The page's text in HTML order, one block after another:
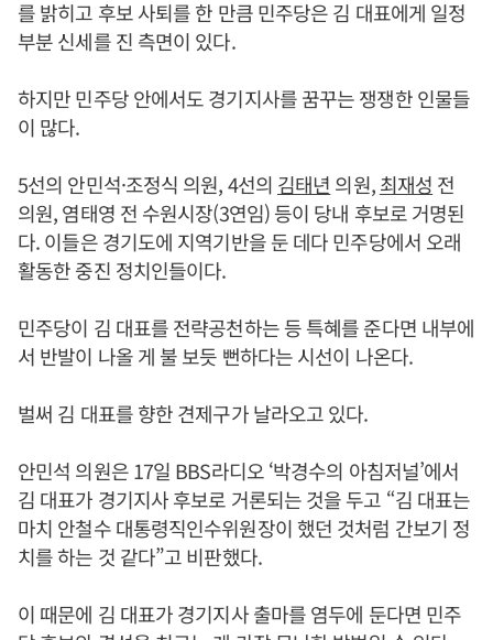
를 밝히고 후보 사퇴를 한 만큼 민주당은 김 대표에게 일정
부분 신세를 진 측면이 있다.
하지만 민주당 안에서도 경기지사를 꿈꾸는 쟁쟁한 인물들
이 많다.
5선의 안민석·조정식 의원, 4선의 김태년 의원,최재성 전
의원, 염태영 전 수원시장(3연임) 등이 당내 후보로 거명된
다. 이들은 경기도에 지역기반을 둔 데다 민주당에서 오래
활동한 중진 정치인들이다.
민주당이 김 대표를 전략공천하는 등 특혜를 준다면 내부에
서 반발이 나올 게 불 보듯 뻔하다는 시선이 나온다.
벌써 김 대표를 향한 견제구가 날라오고 있다.
안민석 의원은 17일 BBS라디오 ‘박경수의 아침저널’에서
김 대표가 경기지사 후보로 거론되는 것을 두고 “김 대표는
마치 안철수 대통령직인수위원장이 했던 것처럼 간보기 정
치를 하는 것 같다”고 비판했다.
이 때문에 김 대표가 경기지사 출마를 염두에 둔다면 민주